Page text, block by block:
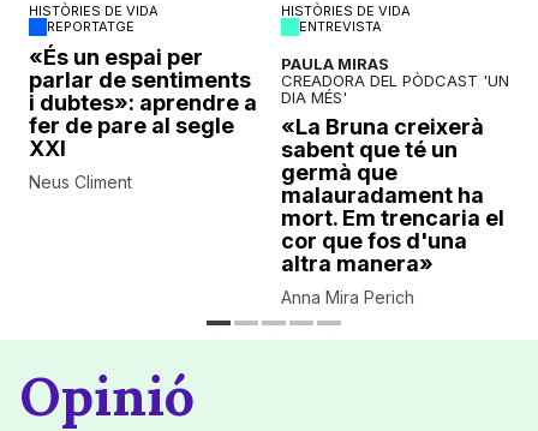
HISTÒRIES DE VIDA
REPORTATGE
«És un espai per
parlar de sentiments
i dubtes»: aprendre a
fer de pare al segle
XXI
Neus Climent
HISTÒRIES DE VIDA
ENTREVISTA
PAULA MIRAS
CREADORA DEL PÒDCAST 'UN
DIA MÉS'
«La Bruna creixerà
sabent que té un
germà que
malauradament ha
mort. Em trencaria el
cor que fos d'una
altra manera»
Anna Mira Perich
Opinió